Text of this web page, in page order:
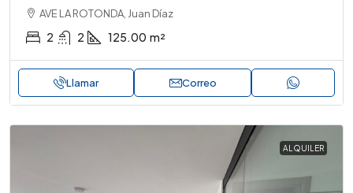
AVE LA ROTONDA, Juan Díaz
2 2 125.00 m²
Llamar Correo
ALQUILER